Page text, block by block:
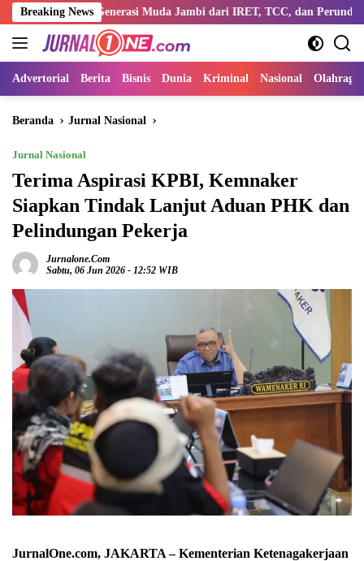
Langsung
ke
konten
Breaking News
Generasi Muda Jambi dari IRET, TCC, dan Perundungan
Advertorial Berita Bisnis Dunia Kriminal Nasional Olahraga
Beranda Jurnal Nasional
Jurnal Nasional
Terima Aspirasi KPBI, Kemnaker
Siapkan Tindak Lanjut Aduan PHK dan
Pelindungan Pekerja
Jurnalone.com
Sabtu, 06 Jun 2026 - 12:52 WIB
JurnalOne.com, JAKARTA – Kementerian Ketenagakerjaan